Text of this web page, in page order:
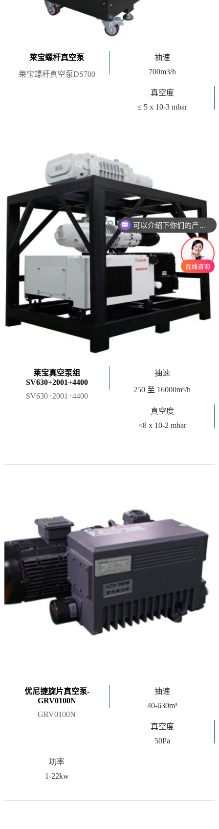
莱宝螺杆真空泵
莱宝螺杆真空泵DS700
抽速
700m3/h
真空度
≤ 5 x 10-3 mbar
莱宝真空泵组
SV630+2001+4400
SV630+2001+4400
抽速
250 至 16000m³/h
真空度
<8 x 10-2 mbar
优尼捷旋片真空泵-
GRV0100N
GRV0100N
抽速
40-630m³
真空度
50Pa
功率
1-22kw
你们是怎么收费的呢